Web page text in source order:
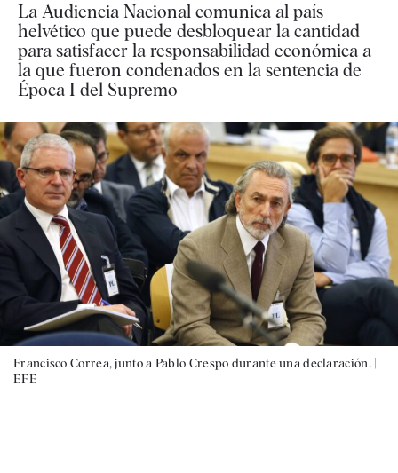
La Audiencia Nacional comunica al país
helvético que puede desbloquear la cantidad
para satisfacer la responsabilidad económica a
la que fueron condenados en la sentencia de
Época I del Supremo
Francisco Correa, junto a Pablo Crespo durante una declaración. |
EFE